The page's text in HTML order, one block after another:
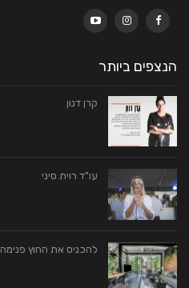
הנצפים ביותר
קרן דנון
עו"ד רוית סיני
להכניס את החוץ פנימה